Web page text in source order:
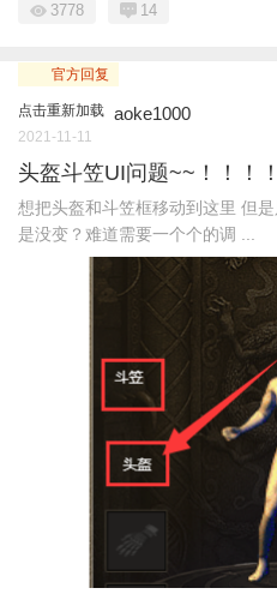
3778 14
官方回复
点击重新加载 aoke1000
2021-11-11
头盔斗笠UI问题~~！！！！
想把头盔和斗笠框移动到这里 但
是没变？难道需要一个个的调 ...